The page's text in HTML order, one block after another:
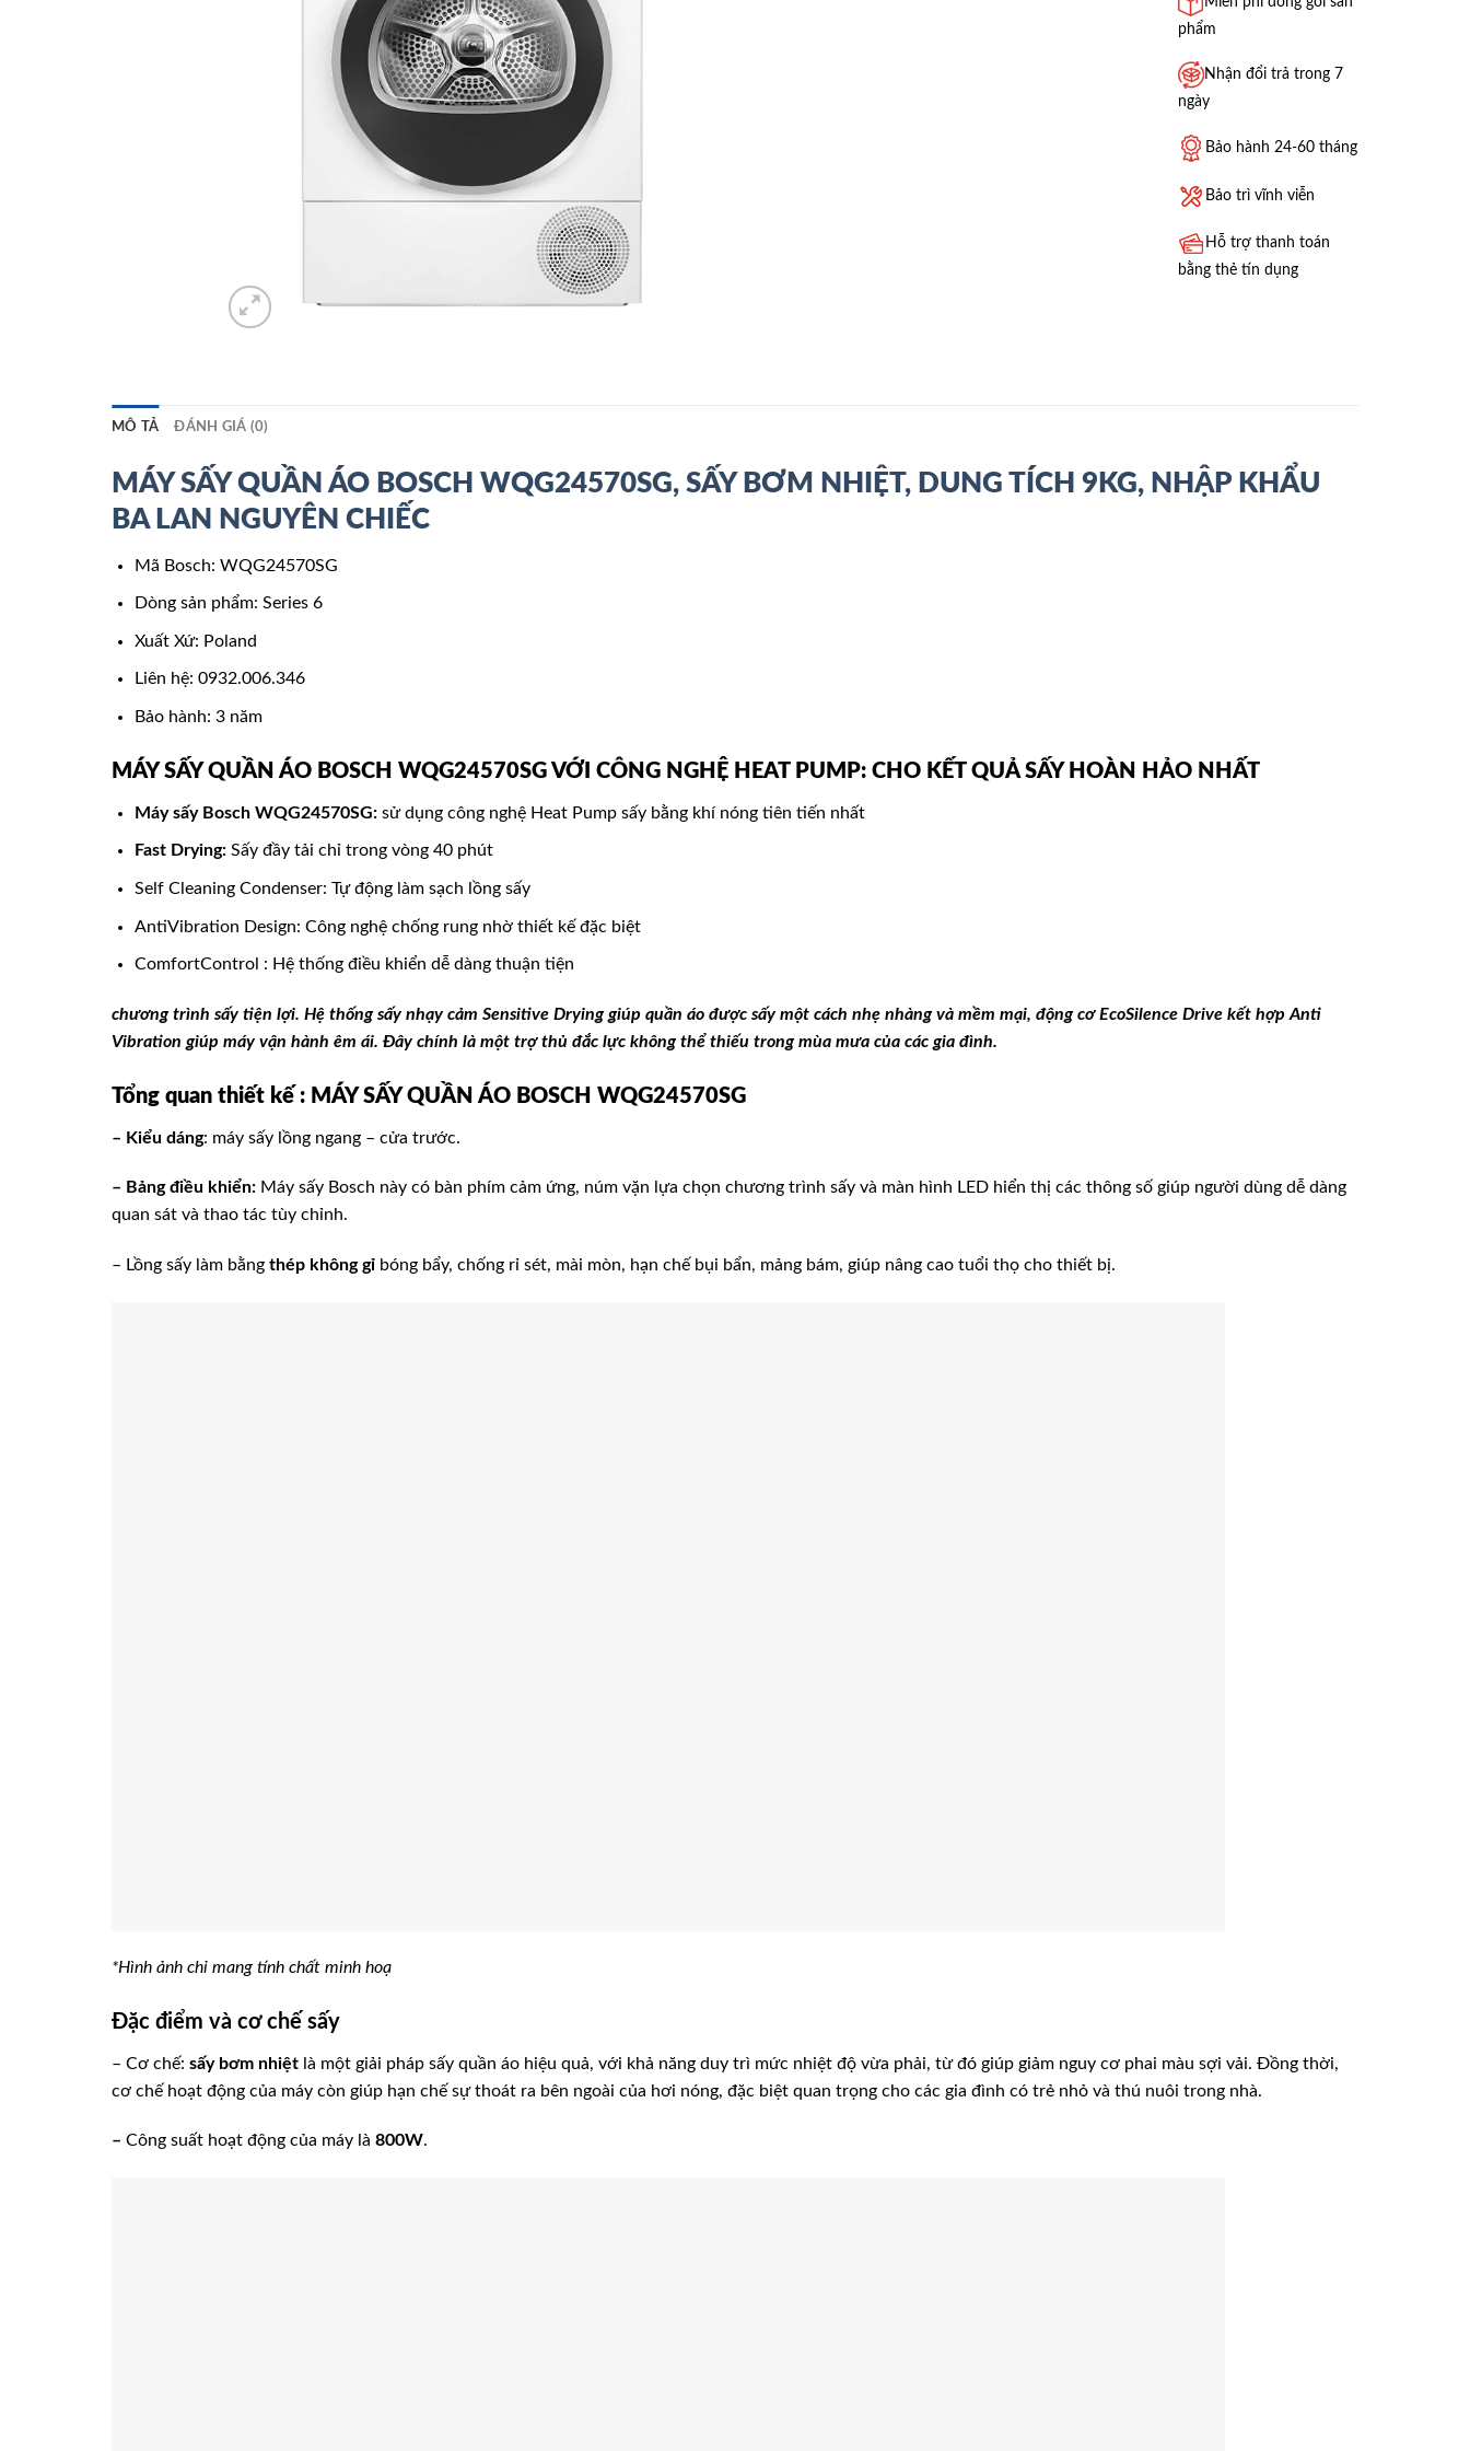
phẩm
Nhận đổi trả trong 7
ngày
Bảo hành 24-60 tháng
Bảo trì vĩnh viễn
Hỗ trợ thanh toán
bằng thẻ tín dụng
MÔ TẢ ĐÁNH GIÁ (0)
MÁY SẤY QUẦN ÁO BOSCH WQG24570SG, SẤY BƠM NHIỆT, DUNG TÍCH 9KG, NHẬP KHẨU
BA LAN NGUYÊN CHIẾC
Mã Bosch: WQG24570SG
Dòng sản phẩm: Series 6
Xuất Xứ: Poland
Liên hệ: 0932.006.346
Bảo hành: 3 năm
MÁY SẤY QUẦN ÁO BOSCH WQG24570SG VỚI CÔNG NGHỆ HEAT PUMP: CHO KẾT QUẢ SẤY HOÀN HẢO NHẤT
Máy sấy Bosch WQG24570SG:sử dụng công nghệ Heat Pump sấy bằng khí nóng tiên tiến nhất
Fast Drying:Sấy đầy tải chỉ trong vòng 40 phút
Self Cleaning Condenser: Tự động làm sạch lồng sấy
AntiVibration Design: Công nghệ chống rung nhờ thiết kế đặc biệt
ComfortControl : Hệ thống điều khiển dễ dàng thuận tiện
chương trình sấy tiện lợi. Hệ thống sấy nhạy cảm Sensitive Drying giúp quần áo được sấy một cách nhẹ nhàng và mềm mại, động cơ EcoSilence Drive kết hợp Anti
Vibration giúp máy vận hành êm ái. Đây chính là một trợ thủ đắc lực không thể thiếu trong mùa mưa của các gia đình.
Tổng quan thiết kế : MÁY SẤY QUẦN ÁO BOSCH WQG24570SG
– Kiểu dáng: máy sấy lồng ngang – cửa trước.
– Bảng điều khiển: Máy sấy Bosch này có bàn phím cảm ứng, núm vặn lựa chọn chương trình sấy và màn hình LED hiển thị các thông số giúp người dùng dễ dàng
quan sát và thao tác tùy chỉnh.
– Lồng sấy làm bằng thép không gỉ bóng bẩy, chống rỉ sét, mài mòn, hạn chế bụi bẩn, mảng bám, giúp nâng cao tuổi thọ cho thiết bị.
*Hình ảnh chỉ mang tính chất minh hoạ
Đặc điểm và cơ chế sấy
– Cơ chế: sấy bơm nhiệt là một giải pháp sấy quần áo hiệu quả, với khả năng duy trì mức nhiệt độ vừa phải, từ đó giúp giảm nguy cơ phai màu sợi vải. Đồng thời,
cơ chế hoạt động của máy còn giúp hạn chế sự thoát ra bên ngoài của hơi nóng, đặc biệt quan trọng cho các gia đình có trẻ nhỏ và thú nuôi trong nhà.
– Công suất hoạt động của máy là 800W.